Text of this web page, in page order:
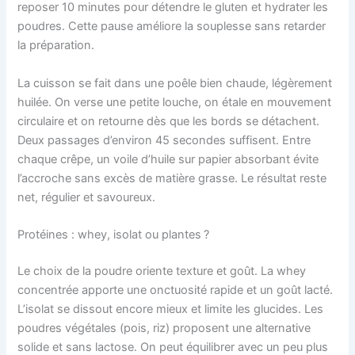
reposer 10 minutes pour détendre le gluten et hydrater les
poudres. Cette pause améliore la souplesse sans retarder
la préparation.
La cuisson se fait dans une poêle bien chaude, légèrement
huilée. On verse une petite louche, on étale en mouvement
circulaire et on retourne dès que les bords se détachent.
Deux passages d’environ 45 secondes suffisent. Entre
chaque crêpe, un voile d’huile sur papier absorbant évite
l’accroche sans excès de matière grasse. Le résultat reste
net, régulier et savoureux.
Protéines : whey, isolat ou plantes ?
Le choix de la poudre oriente texture et goût. La whey
concentrée apporte une onctuosité rapide et un goût lacté.
L’isolat se dissout encore mieux et limite les glucides. Les
poudres végétales (pois, riz) proposent une alternative
solide et sans lactose. On peut équilibrer avec un peu plus